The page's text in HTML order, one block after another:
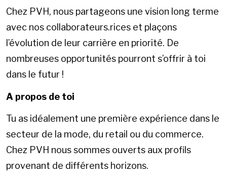
Chez PVH, nous partageons une vision long terme
avec nos collaborateurs.rices et plaçons
l’évolution de leur carrière en priorité. De
nombreuses opportunités pourront s’offrir à toi
dans le futur !
A propos de toi
Tu as idéalement une première expérience dans le
secteur de la mode, du retail ou du commerce.
Chez PVH nous sommes ouverts aux profils
provenant de différents horizons.